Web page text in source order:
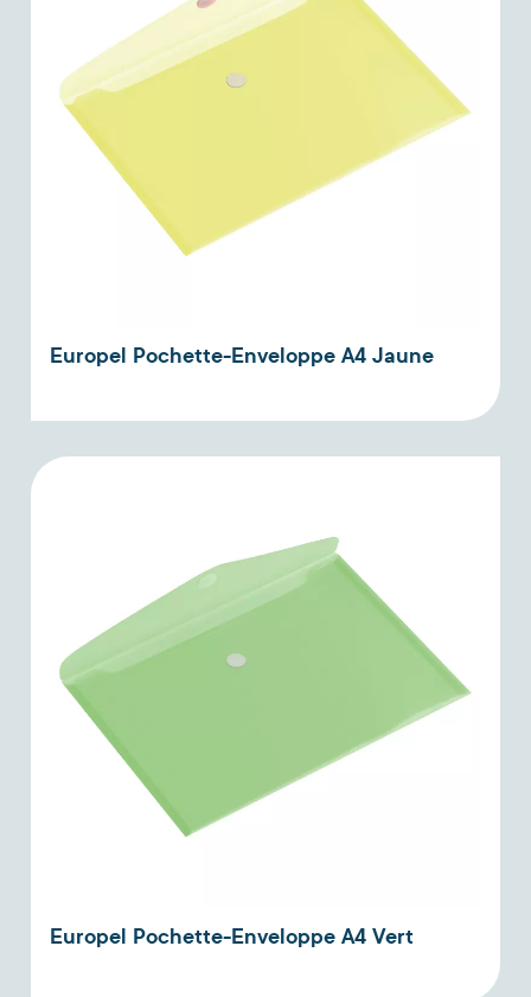
Europel Pochette-Enveloppe A4 Jaune
Europel Pochette-Enveloppe A4 Vert